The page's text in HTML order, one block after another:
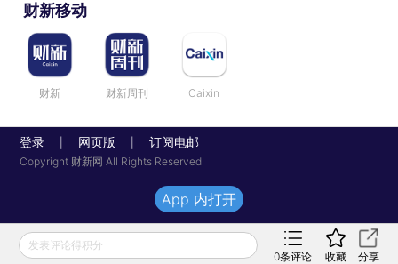
财新移动
财新 财新周刊 Caixin
登录 网页版 订阅电邮
Copyright 财新网 All Rights Reserved
发表评论得积分
0条评论 收藏 分享
App 内打开